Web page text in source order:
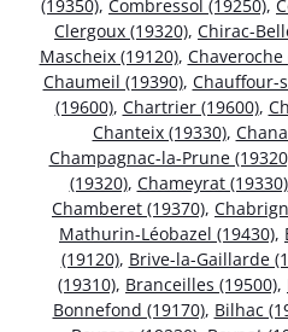
(19350), Combressol (19250),
Clergoux (19320), Chirac-
Mascheix (19120), Chaveroche
Chaumeil (19390), Chauffour-
(19600), Chartrier (19600),
Chanteix (19330),
Champagnac-la-Prune
(19320), Chameyrat (19330)
Chamberet (19370),
Mathurin-Léobazel (19430),
(19120), Brive-la-Gaillarde
(19310), Branceilles (19500),
Bonnefond (19170), Bilhac